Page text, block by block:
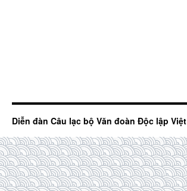
Diễn đàn Câu lạc bộ Văn đoàn Độc lập